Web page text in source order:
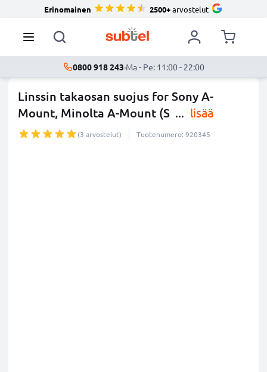
Erinomainen 2500+arvostelut
0800 918 243·Ma - Pe: 11:00 - 22:00
Linssin takaosan suojus for Sony A-
Mount, Minolta A-Mount (S ... lisää
(3 arvostelut) Tuotenumero: 920345